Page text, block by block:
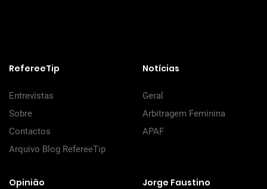
RefereeTip
Entrevistas
Sobre
Contactos
Arquivo Blog RefereeTip
Notícias
Geral
Arbitragem Feminina
APAF
Opinião Jorge Faustino